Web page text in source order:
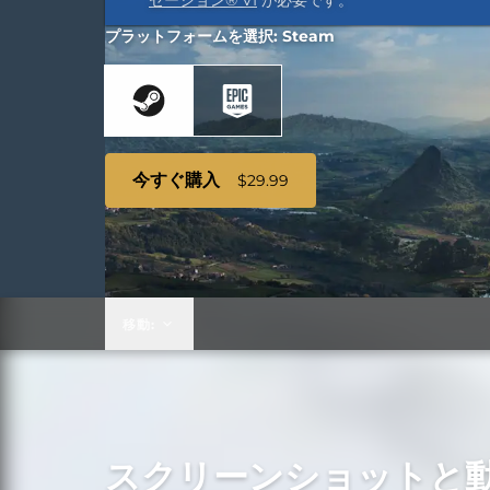
プラットフォームを選択: Steam
今すぐ購入 $29.99
スクリーンショットと